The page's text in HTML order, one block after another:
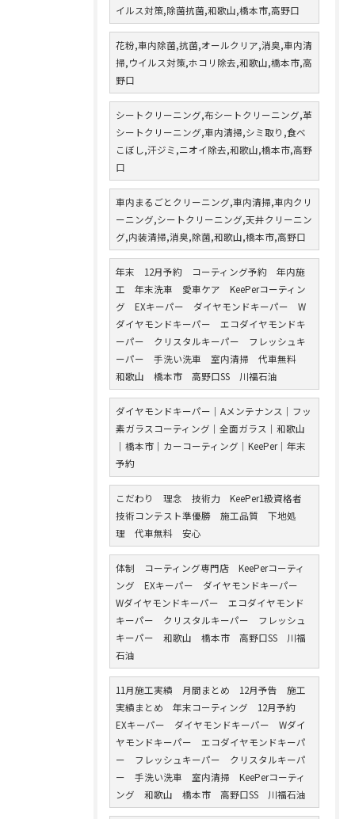
イルス対策,除菌抗菌,和歌山,橋本市,高野口
花粉,車内除菌,抗菌,オールクリア,消臭,車内清
掃,ウイルス対策,ホコリ除去,和歌山,橋本市,高
野口
シートクリーニング,布シートクリーニング,革
シートクリーニング,車内清掃,シミ取り,食べ
こぼし,汗ジミ,ニオイ除去,和歌山,橋本市,高野
口
車内まるごとクリーニング,車内清掃,車内クリ
ーニング,シートクリーニング,天井クリーニン
グ,内装清掃,消臭,除菌,和歌山,橋本市,高野口
年末 12月予約 コーティング予約 年内施
工 年末洗車 愛車ケア KeePerコーティン
グ EXキーパー ダイヤモンドキーパー W
ダイヤモンドキーパー エコダイヤモンドキ
ーパー クリスタルキーパー フレッシュキ
ーパー 手洗い洗車 室内清掃 代車無料
和歌山 橋本市 高野口SS 川福石油
ダイヤモンドキーパー｜Aメンテナンス｜フッ
素ガラスコーティング｜全面ガラス｜和歌山
｜橋本市｜カーコーティング｜KeePer｜年末
予約
こだわり 理念 技術力 KeePer1級資格者
技術コンテスト準優勝 施工品質 下地処
理 代車無料 安心
体制 コーティング専門店 KeePerコーティ
ング EXキーパー ダイヤモンドキーパー
Wダイヤモンドキーパー エコダイヤモンド
キーパー クリスタルキーパー フレッシュ
キーパー 和歌山 橋本市 高野口SS 川福
石油
11月施工実績 月間まとめ 12月予告 施工
実績まとめ 年末コーティング 12月予約
EXキーパー ダイヤモンドキーパー Wダイ
ヤモンドキーパー エコダイヤモンドキーパ
ー フレッシュキーパー クリスタルキーパ
ー 手洗い洗車 室内清掃 KeePerコーティ
ング 和歌山 橋本市 高野口SS 川福石油